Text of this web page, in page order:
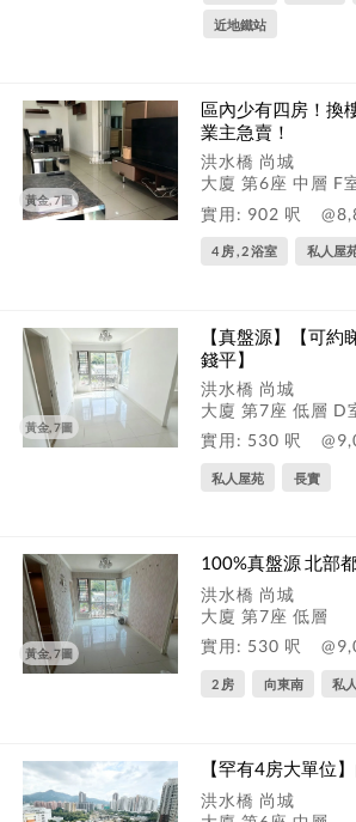
近地鐵站
黃金, 7圖
區內少有四房！換
業主急賣！
洪水橋 尚城
大廈 第6座 中層 F
實用: 902 呎
4 房 , 2 浴室 私人屋
黃金, 7圖
【真盤源】【可
錢平】
洪水橋 尚城
大廈 第7座 低層 D
實用: 530 呎
私人屋苑 長實
黃金, 7圖
100%真盤源 北部
洪水橋 尚城
大廈 第7座 低層
實用: 530 呎
2 房 向東南 私
【罕有4房大單位
洪水橋 尚城